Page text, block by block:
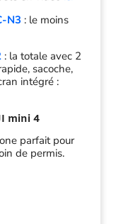
N3 : le moins
: la totale avec 2
sacoche,
intégré :
mini 4
parfait pour
de permis.